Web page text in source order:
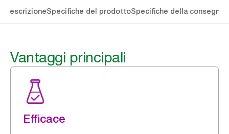
DescrizioneSpecifiche del prodottoSpecifiche della consegna
Vantaggi principali
Efficace